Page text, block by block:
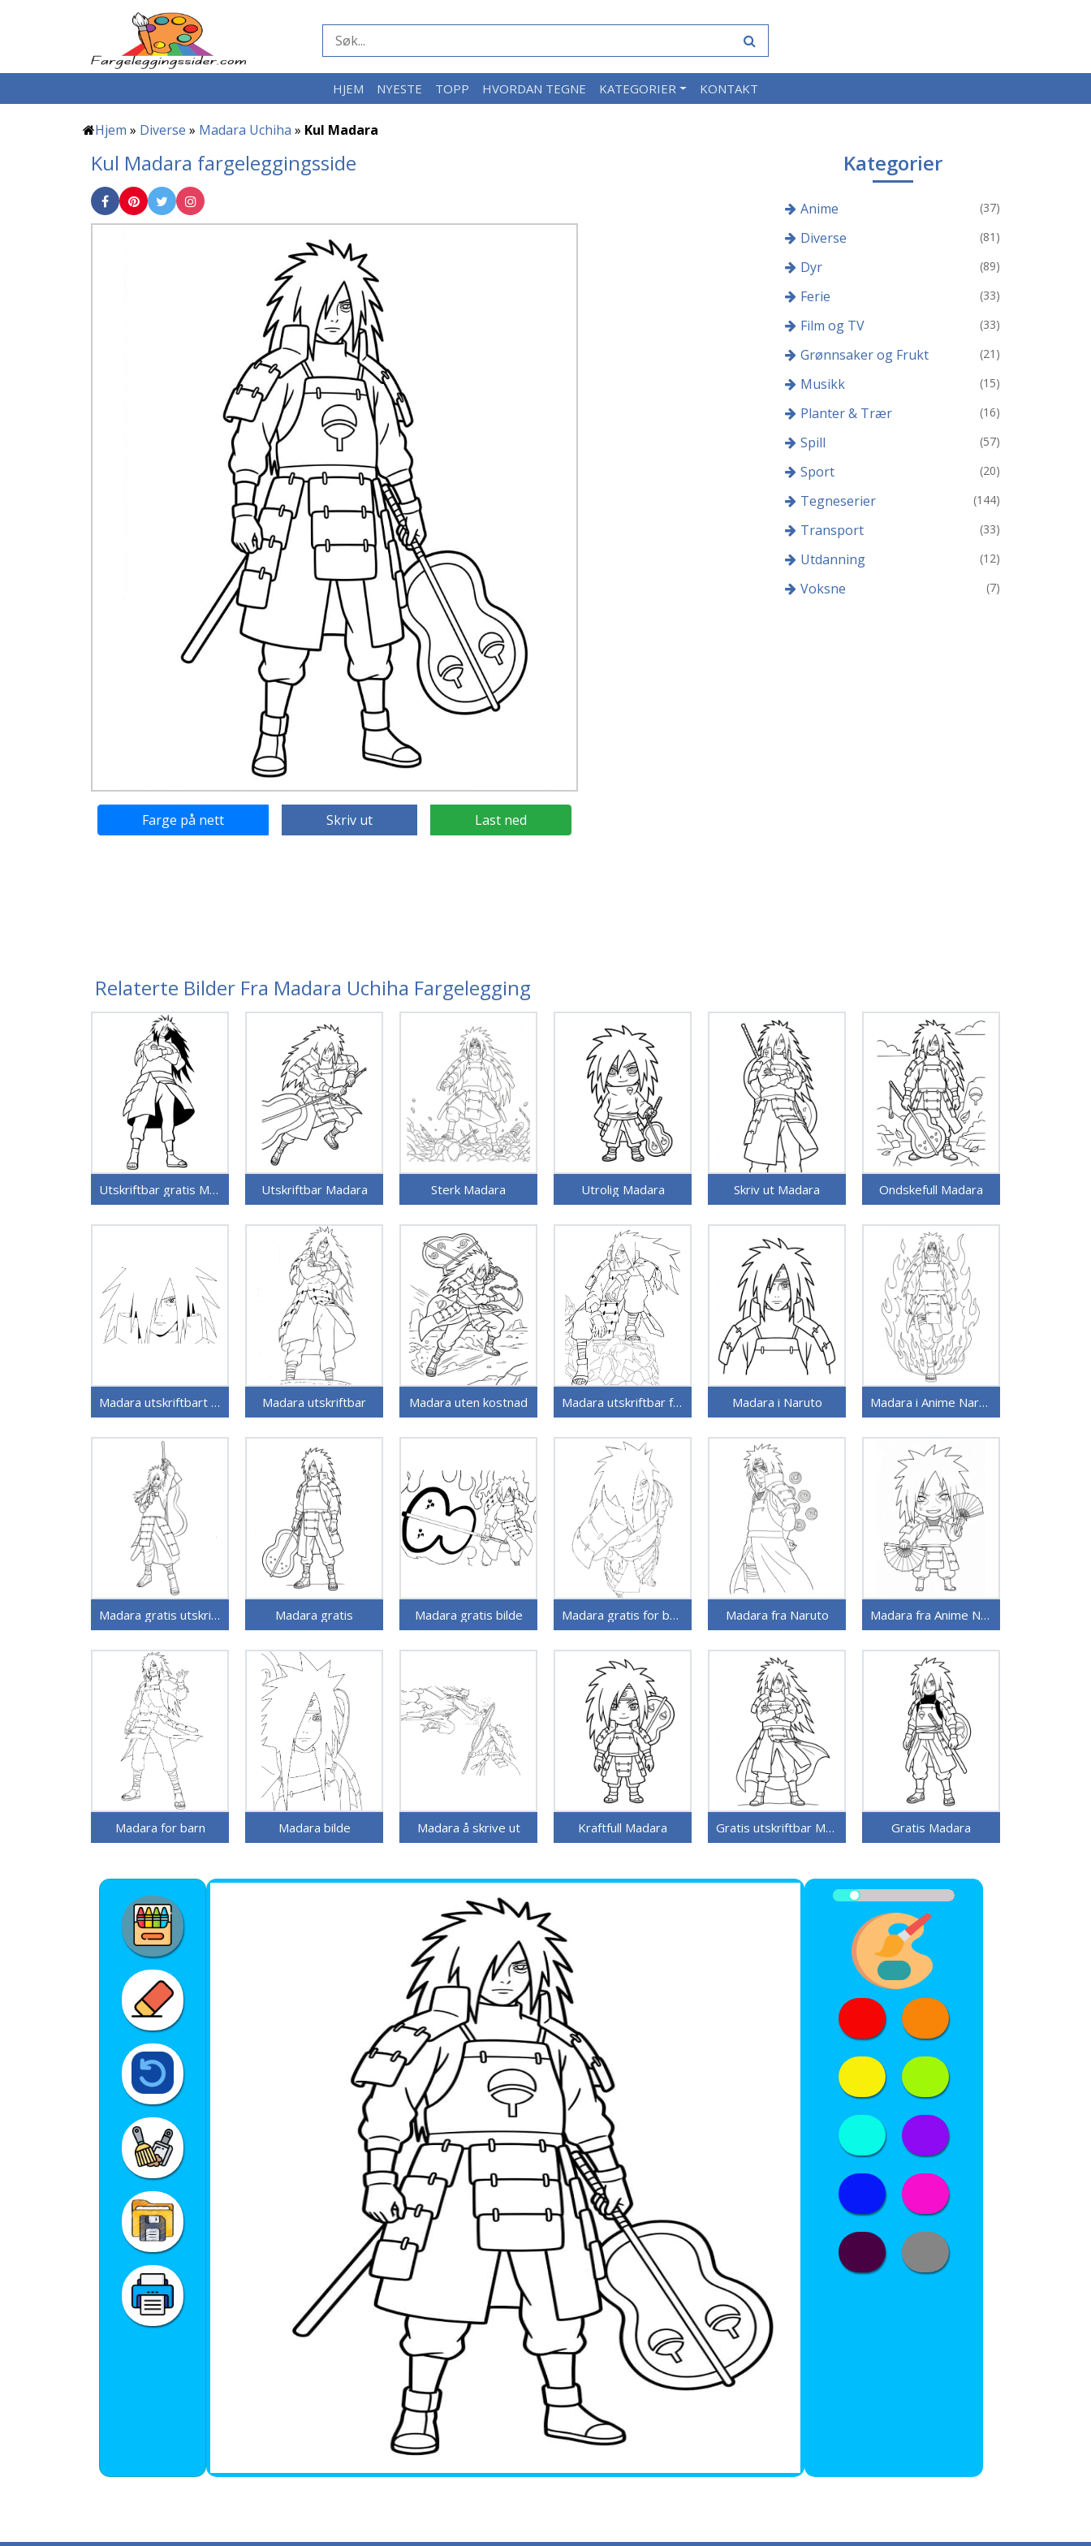
HJEM NYESTE TOPP HVORDAN TEGNE KATEGORIER KONTAKT
Hjem » Diverse » Madara Uchiha » Kul Madara
Kul Madara fargeleggingsside
Farge på nett Skriv ut Last ned
Kategorier
Anime (37)
Diverse (81)
Dyr (89)
Ferie (33)
Film og TV (33)
Grønnsaker og Frukt (21)
Musikk (15)
Planter & Trær (16)
Spill (57)
Sport (20)
Tegneserier (144)
Transport (33)
Utdanning (12)
Voksne (7)
Relaterte Bilder Fra Madara Uchiha Fargelegging
Utskriftbar gratis Madara Utskriftbar Madara Sterk Madara Utrolig Madara Skriv ut Madara Ondskefull Madara
Madara utskriftbart bilde Madara utskriftbar Madara uten kostnad Madara utskriftbar for barn Madara i Naruto Madara i Anime Naruto
Madara gratis utskriftbar Madara gratis Madara gratis bilde Madara gratis for barn Madara fra Naruto Madara fra Anime Naruto
Madara for barn Madara bilde Madara å skrive ut Kraftfull Madara Gratis utskriftbar Madara Gratis Madara